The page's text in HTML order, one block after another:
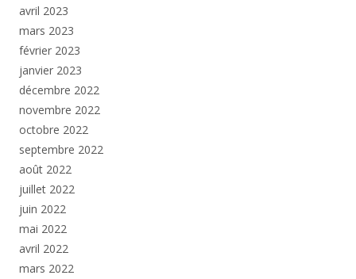
avril 2023
mars 2023
février 2023
janvier 2023
décembre 2022
novembre 2022
octobre 2022
septembre 2022
août 2022
juillet 2022
juin 2022
mai 2022
avril 2022
mars 2022